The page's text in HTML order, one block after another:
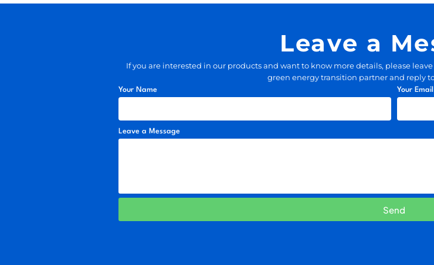
Leave a
If you are interested in our products and want to know more details, please
green energy transition partner and reply to
Your Name Your Email
Leave a Message
Send